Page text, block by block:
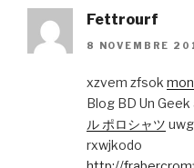
Fettrourf
8 NOVEMBRE
xzvem zfsok
Blog BD Un
ル ポロシャツ
rxwjkodo